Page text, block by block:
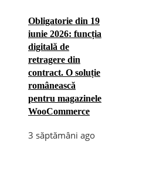
Obligatorie din 19
iunie 2026: funcția
digitală de
retragere din
contract. O soluție
românească
pentru magazinele
WooCommerce
3 săptămâni ago